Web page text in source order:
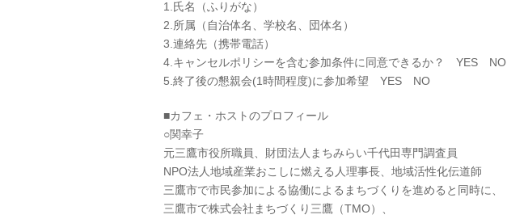
1.氏名（ふりがな）
2.所属（自治体名、学校名、団体名）
3.連絡先（携帯電話）
4.キャンセルポリシーを含む参加条件に同意できるか？ YES NO
5.終了後の懇親会(1時間程度)に参加希望 YES NO
■カフェ・ホストのプロフィール
○関幸子
元三鷹市役所職員、財団法人まちみらい千代田専門調査員
NPO法人地域産業おこしに燃える人理事長、地域活性化伝道師
三鷹市で市民参加による協働によるまちづくりを進めると同時に、
三鷹市で株式会社まちづくり三鷹（TMO）、